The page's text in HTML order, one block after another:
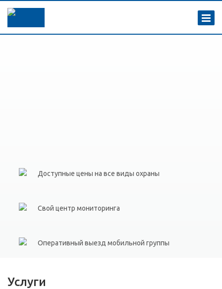
Доступные цены на все виды охраны
Свой центр мониторинга
Оперативный выезд мобильной группы
Услуги